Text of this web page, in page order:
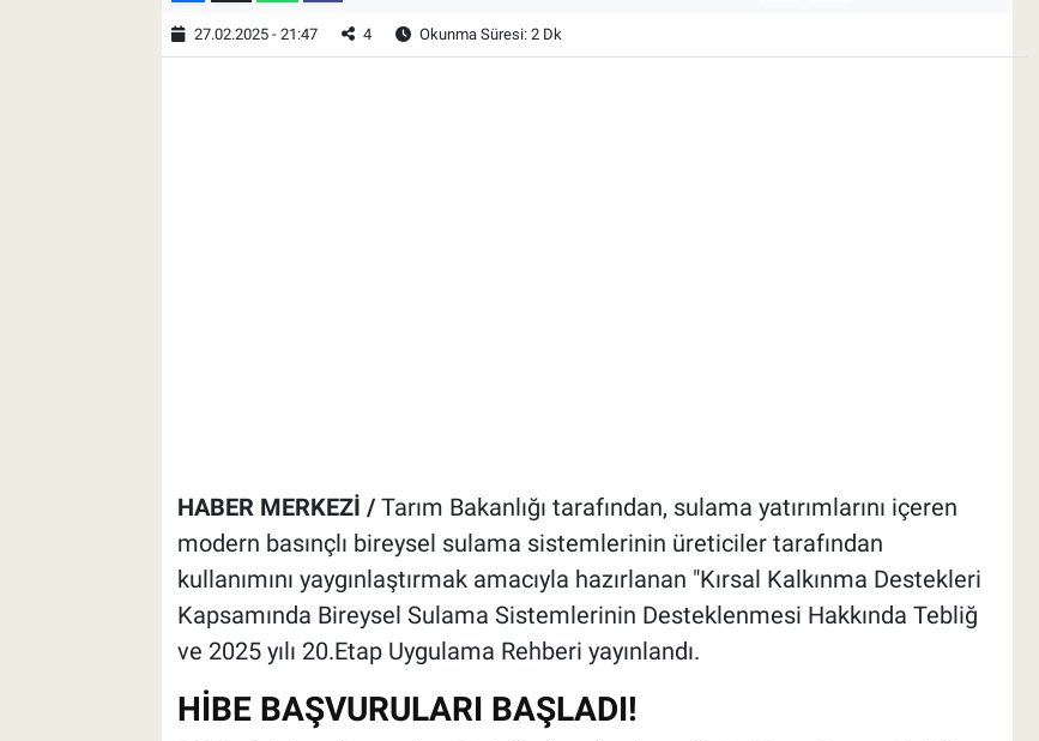
27.02.2025 - 21:47 4 Okunma Süresi: 2 Dk
HABER MERKEZİ / Tarım Bakanlığı tarafından, sulama yatırımlarını içeren
modern basınçlı bireysel sulama sistemlerinin üreticiler tarafından
kullanımını yaygınlaştırmak amacıyla hazırlanan "Kırsal Kalkınma Destekleri
Kapsamında Bireysel Sulama Sistemlerinin Desteklenmesi Hakkında Tebliğ
ve 2025 yılı 20.Etap Uygulama Rehberi yayınlandı.
HİBE BAŞVURULARI BAŞLADI!